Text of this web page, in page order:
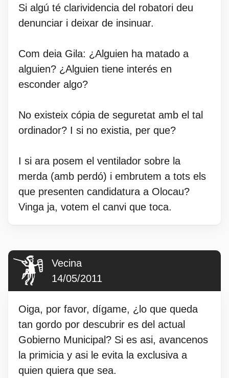
Si algú té clarividencia del robatori deu
denunciar i deixar de insinuar.
Com deia Gila: ¿Alguien ha matado a
alguien? ¿Alguien tiene interés en
esconder algo?
No existeix cópia de seguretat amb el tal
ordinador? I si no existia, per que?
I si ara posem el ventilador sobre la
merda (amb perdó) i embrutem a tots els
que presenten candidatura a Olocau?
Vinga ja, votem el canvi que toca.
Vecina
14/05/2011
Oiga, por favor, dígame, ¿lo que queda
tan gordo por descubrir es del actual
Gobierno Municipal? Si es asi, avancenos
la primicia y asi le evita la exclusiva a
quien quiera que sea.